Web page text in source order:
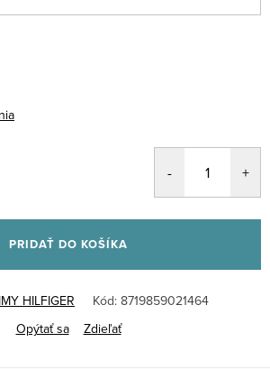
PRIDAŤ DO KOŠÍKA
HILFIGER Kód: 8719859021464
Opýtať sa
Zdieľať